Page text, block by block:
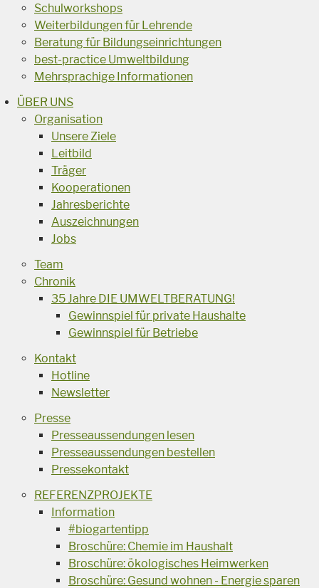
Schulworkshops
Weiterbildungen für Lehrende
Beratung für Bildungseinrichtungen
best-practice Umweltbildung
Mehrsprachige Informationen
ÜBER UNS
Organisation
Unsere Ziele
Leitbild
Träger
Kooperationen
Jahresberichte
Auszeichnungen
Jobs
Team
Chronik
35 Jahre DIE UMWELTBERATUNG!
Gewinnspiel für private Haushalte
Gewinnspiel für Betriebe
Kontakt
Hotline
Newsletter
Presse
Presseaussendungen lesen
Presseaussendungen bestellen
Pressekontakt
REFERENZPROJEKTE
Information
#biogartentipp
Broschüre: Chemie im Haushalt
Broschüre: ökologisches Heimwerken
Broschüre: Gesund wohnen - Energie sparen